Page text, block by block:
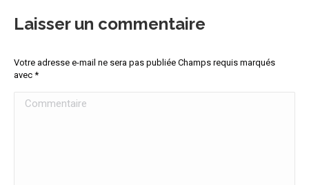
Laisser un commentaire
Votre adresse e-mail ne sera pas publiée Champs requis marqués
avec *
Commentaire